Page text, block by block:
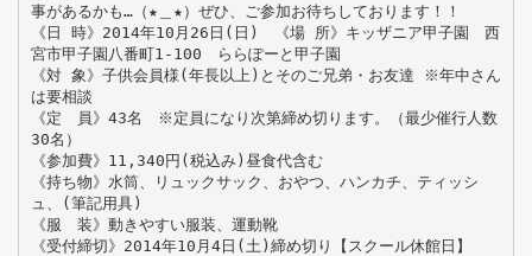
事があるかも…（★＿★）ぜひ、ご参加お待ちしております！！
《日 時》2014年10月26日(日) 《場 所》キッザニア甲子園 西
宮市甲子園八番町1-100 ららぽーと甲子園
《対 象》子供会員様(年長以上)とそのご兄弟・お友達 ※年中さん
は要相談
《定 員》43名 ※定員になり次第締め切ります。（最少催行人数
30名）
《参加費》11,340円(税込み)昼食代含む
《持ち物》水筒、リュックサック、おやつ、ハンカチ、ティッシ
ュ、(筆記用具)
《服 装》動きやすい服装、運動靴
《受付締切》2014年10月4日(土)締め切り【スクール休館日】